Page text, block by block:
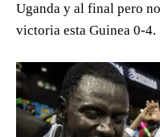
Uganda y al final pero
victoria esta Guinea 0-4.